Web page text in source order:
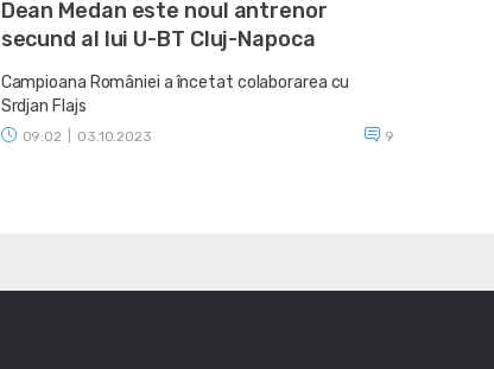
Dean Medan este noul antrenor
secund al lui U-BT Cluj-Napoca
Campioana României a încetat colaborarea cu
Srdjan Flajs
09:02 03.10.2023 9